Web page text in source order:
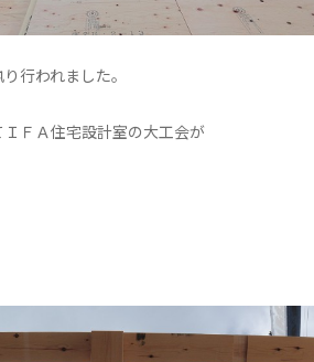
行われました。
ＦＡ住宅設計室の大工会が